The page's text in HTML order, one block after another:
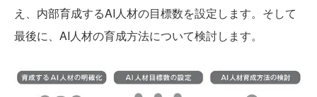
え、内部育成するAI人材の目標数を設定します。そして
最後に、AI人材の育成方法について検討します。